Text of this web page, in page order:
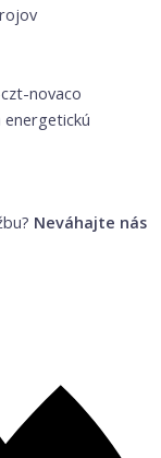
energetickú
Neváhajte nás